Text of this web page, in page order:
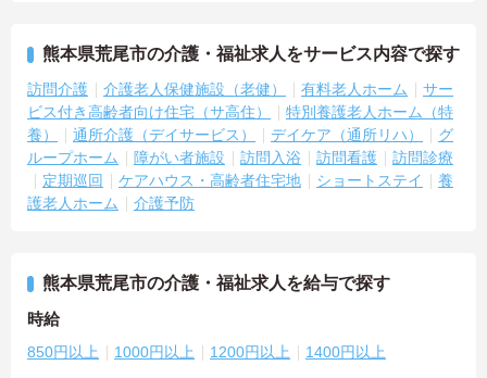
熊本県荒尾市の介護・福祉求人をサービス内容で探す
訪問介護 介護老人保健施設（老健） 有料老人ホーム
サー
ビス付き高齢者向け住宅（サ高住）
特別養護老人ホーム（特
養）
通所介護（デイサービス） デイケア（通所リハ）
グ
ループホーム
障がい者施設 訪問入浴 訪問看護
訪問診療
定期巡回
ケアハウス・高齢者住宅地 ショートステイ
養
護老人ホーム
介護予防
熊本県荒尾市の介護・福祉求人を給与で探す
時給
850円以上 1000円以上 1200円以上 1400円以上